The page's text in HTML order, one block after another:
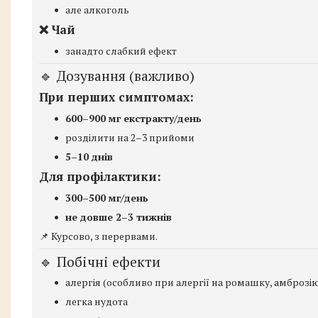
але алкоголь
❌ Чай
занадто слабкий ефект
🔹 Дозування (важливо)
При перших симптомах:
600–900 мг екстракту/день
розділити на 2–3 прийоми
5–10 днів
Для профілактики:
300–500 мг/день
не довше 2–3 тижнів
📌 Курсово, з перервами.
🔹 Побічні ефекти
алергія (особливо при алергії на ромашку,
легка нудота